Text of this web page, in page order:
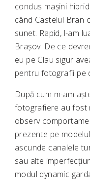
condus mașini
când Castelul Bran
sunet. Rapid, l-am
Brașov. De ce
eu pe Clau sigur
pentru fotografii pe
După cum m-am
fotografiere au fost
observ
prezente pe
ascunde canalele
sau alte
modul dynamic